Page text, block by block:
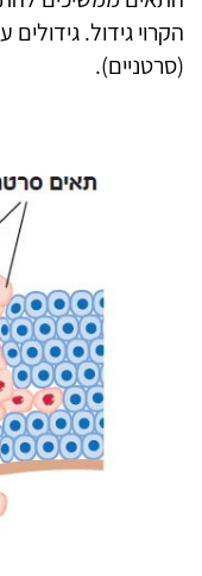
הקרוי גידול. גידולים
(סרטניים).